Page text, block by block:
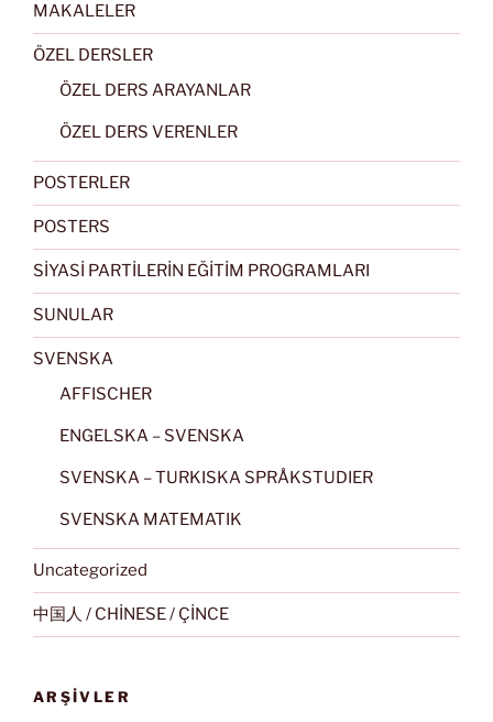
MAKALELER
ÖZEL DERSLER
ÖZEL DERS ARAYANLAR
ÖZEL DERS VERENLER
POSTERLER
POSTERS
SİYASİ PARTİLERİN EĞİTİM PROGRAMLARI
SUNULAR
SVENSKA
AFFISCHER
ENGELSKA – SVENSKA
SVENSKA – TURKISKA SPRÅKSTUDIER
SVENSKA MATEMATIK
Uncategorized
中国人 / CHİNESE / ÇİNCE
ARŞIVLER